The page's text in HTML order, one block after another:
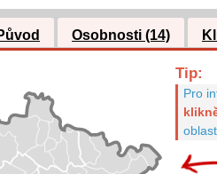
Osobnosti (14)
Tip:
Pro